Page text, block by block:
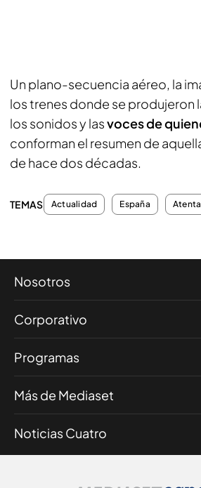
Un plano-secuencia aéreo, la
los trenes donde se produjeron
los sonidos y lasvoces de
conforman el resumen de
de hace dos décadas.
TEMAS Actualidad España
Nosotros
Corporativo
Programas
Más de Mediaset
Noticias Cuatro